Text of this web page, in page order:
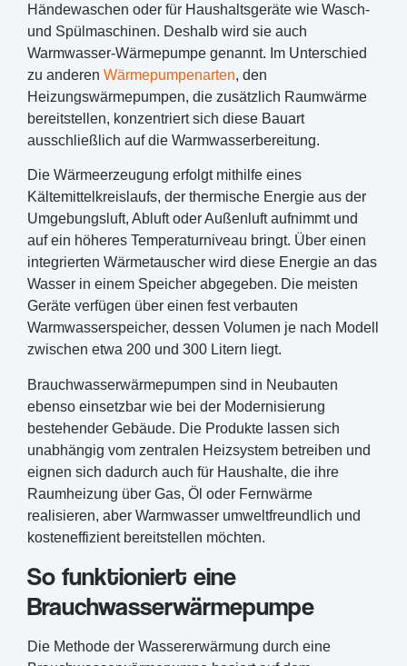
Händewaschen oder für Haushaltsgeräte wie Wasch-
und Spülmaschinen. Deshalb wird sie auch
Warmwasser-Wärmepumpe genannt. Im Unterschied
zu anderen Wärmepumpenarten, den
Heizungswärmepumpen, die zusätzlich Raumwärme
bereitstellen, konzentriert sich diese Bauart
ausschließlich auf die Warmwasserbereitung.
Die Wärmeerzeugung erfolgt mithilfe eines
Kältemittelkreislaufs, der thermische Energie aus der
Umgebungsluft, Abluft oder Außenluft aufnimmt und
auf ein höheres Temperaturniveau bringt. Über einen
integrierten Wärmetauscher wird diese Energie an das
Wasser in einem Speicher abgegeben. Die meisten
Geräte verfügen über einen fest verbauten
Warmwasserspeicher, dessen Volumen je nach Modell
zwischen etwa 200 und 300 Litern liegt.
Brauchwasserwärmepumpen sind in Neubauten
ebenso einsetzbar wie bei der Modernisierung
bestehender Gebäude. Die Produkte lassen sich
unabhängig vom zentralen Heizsystem betreiben und
eignen sich dadurch auch für Haushalte, die ihre
Raumheizung über Gas, Öl oder Fernwärme
realisieren, aber Warmwasser umweltfreundlich und
kosteneffizient bereitstellen möchten.
So funktioniert eine
Brauchwasserwärmepumpe
Die Methode der Wassererwärmung durch eine